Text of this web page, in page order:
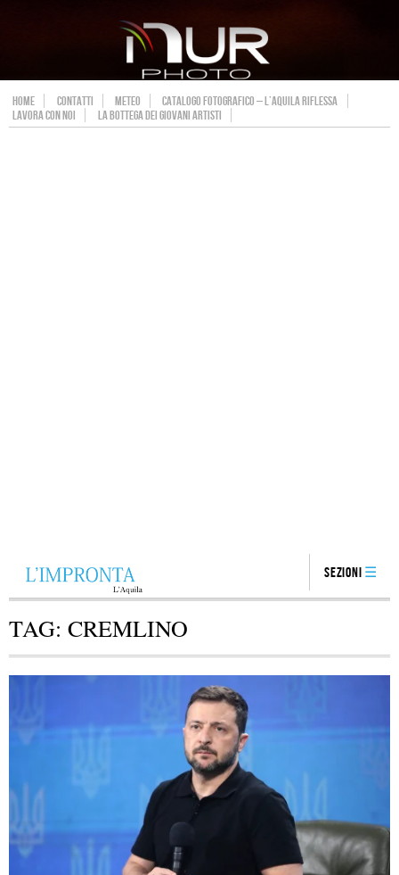
HOME CONTATTI METEO
CATALOGO FOTOGRAFICO – L’AQUILA RIFLESSA
LAVORA CON NOI
LA BOTTEGA DEI GIOVANI ARTISTI
Sezioni
TAG: CREMLINO